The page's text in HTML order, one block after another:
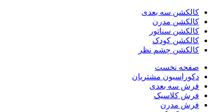
کالکشن سه بعدی
کالکشن مدرن
کالکشن سناتور
کالکشن کودک
کالکشن چشم نظر
صفحه نخست
دکوراسیون مشتریان
فرش سه بعدی
فرش کلاسیک
فرش مدرن